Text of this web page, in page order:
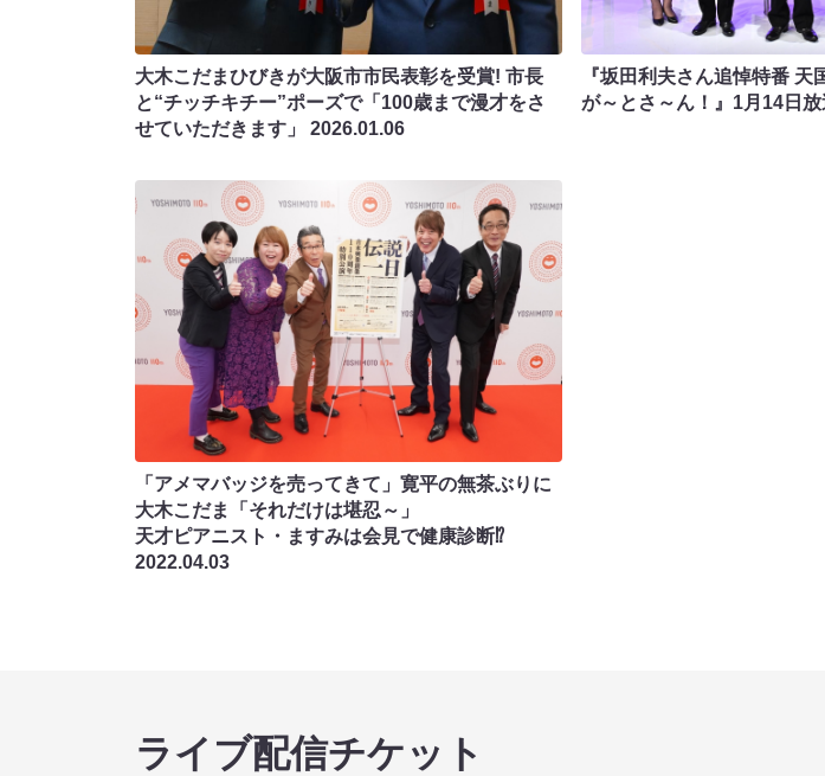
大木こだまひびきが大阪市市民表彰を受賞! 市長
と“チッチキチー”ポーズで「100歳まで漫才をさ
せていただきます」 2026.01.06
『坂田利夫さん追悼特番 天
が～とさ～ん！』1月14日
「アメマバッジを売ってきて」寛平の無茶ぶりに
大木こだま「それだけは堪忍～」
天才ピアニスト・ますみは会見で健康診断⁉
2022.04.03
ライブ配信チケット